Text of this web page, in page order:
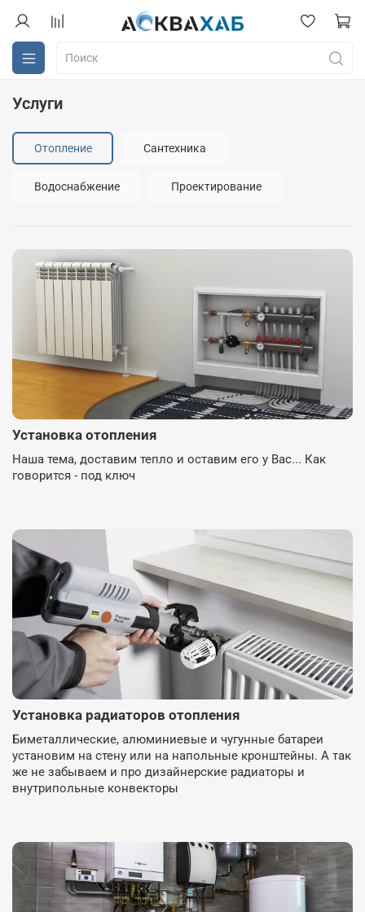
Услуги
Отопление Сантехника
Водоснабжение Проектирование
Установка отопления
Наша тема, доставим тепло и оставим его у Вас... Как
говорится - под ключ
Установка радиаторов отопления
Биметаллические, алюминиевые и чугунные батареи
установим на стену или на напольные кронштейны. А так
же не забываем и про дизайнерские радиаторы и
внутрипольные конвекторы